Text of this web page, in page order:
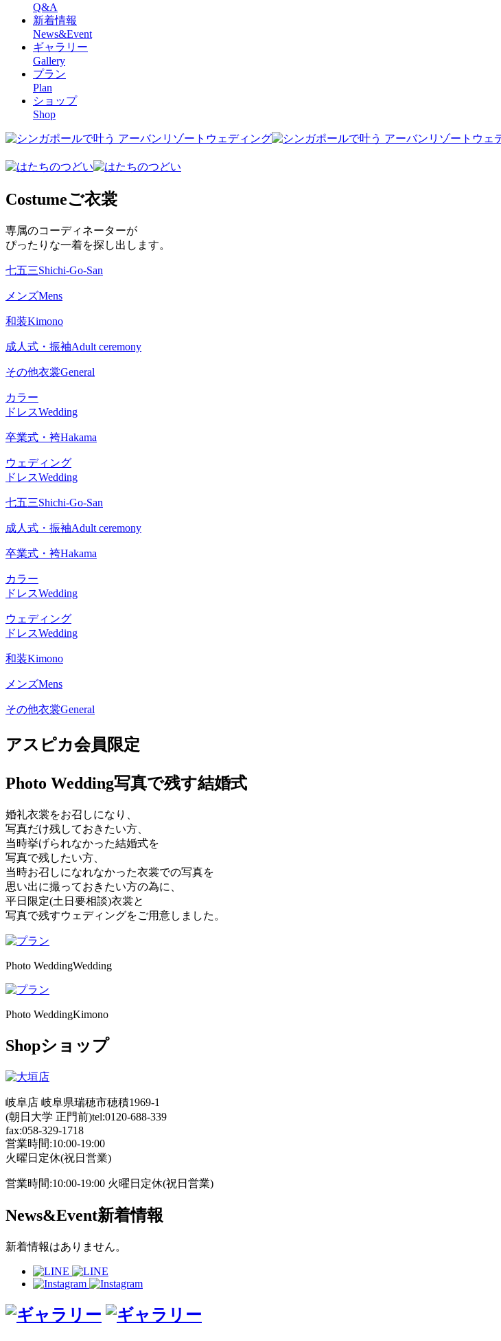
Q&A
新着情報
News&Event
ギャラリー
Gallery
プラン
Plan
ショップ
Shop
Costumeご衣裳
専属のコーディネーターが
ぴったりな一着を探し出します。
七五三Shichi-Go-San
メンズMens
和装Kimono
成人式・振袖Adult ceremony
その他衣裳General
カラー
ドレスWedding
卒業式・袴Hakama
ウェディング
ドレスWedding
七五三Shichi-Go-San
成人式・振袖Adult ceremony
卒業式・袴Hakama
カラー
ドレスWedding
ウェディング
ドレスWedding
和装Kimono
メンズMens
その他衣裳General
アスピカ会員限定
Photo Wedding写真で残す結婚式
婚礼衣裳をお召しになり、
写真だけ残しておきたい方、
当時挙げられなかった結婚式を
写真で残したい方、
当時お召しになれなかった衣裳での写真を
思い出に撮っておきたい方の為に、
平日限定(土日要相談)衣裳と
写真で残すウェディングをご用意しました。
Photo WeddingWedding
Photo WeddingKimono
Shopショップ
岐阜店 岐阜県瑞穂市穂積1969-1
(朝日大学 正門前)tel:0120-688-339
fax:058-329-1718
営業時間:10:00-19:00
火曜日定休(祝日営業)
営業時間:10:00-19:00 火曜日定休(祝日営業)
News&Event新着情報
新着情報はありません。